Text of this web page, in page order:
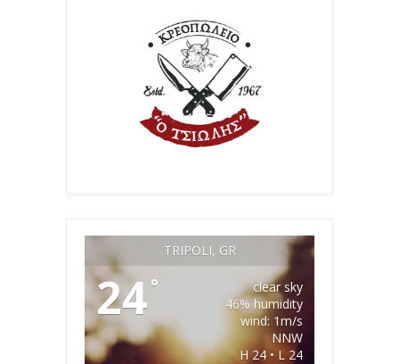
TRIPOLI, GR
24°
clear sky
46% humidity
wind: 1m/s
NNW
H 24 • L 24